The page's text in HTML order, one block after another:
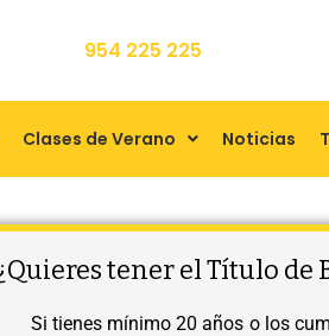
954 225 225
Clases de Verano Noticias
tener el Título de
Si tienes mínimo 20 años o los